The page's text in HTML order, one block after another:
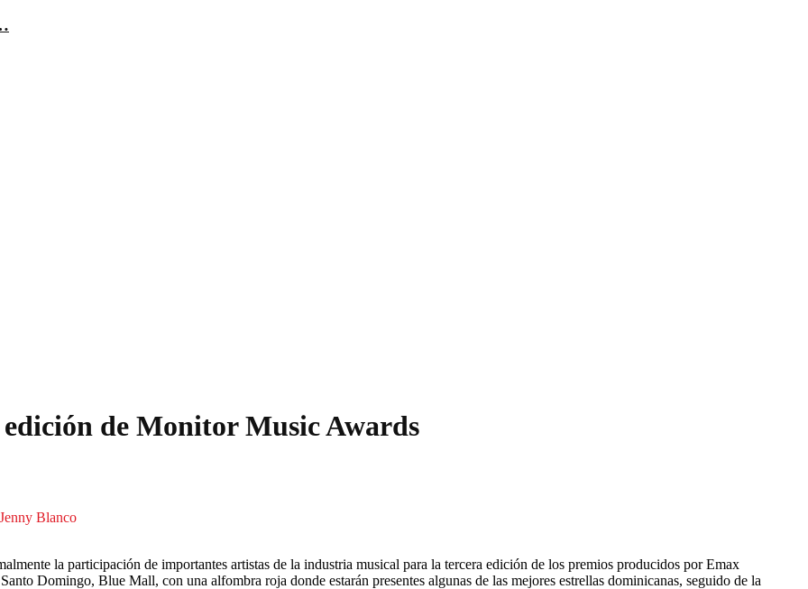
de Monitor Music Awards
Blanco
la participación de importantes artistas de la industria musical para la tercera edición de los premios producidos por Emax
Domingo, Blue Mall, con una alfombra roja donde estarán presentes algunas de las mejores estrellas dominicanas, seguido de la